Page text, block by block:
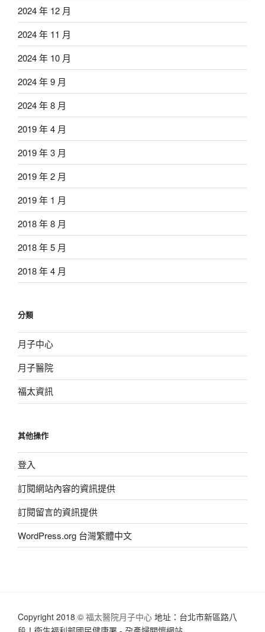
2024 年 12 月
2024 年 11 月
2024 年 10 月
2024 年 9 月
2024 年 8 月
2019 年 4 月
2019 年 3 月
2019 年 2 月
2019 年 1 月
2018 年 8 月
2018 年 5 月
2018 年 4 月
分類
月子中心
月子醫院
福太資訊
其他操作
登入
訂閱網站內容的資訊提供
訂閱留言的資訊提供
WordPress.org 台灣繁體中文
Copyright 2018 © 福太醫院月子中心 地址：台北市新區路八